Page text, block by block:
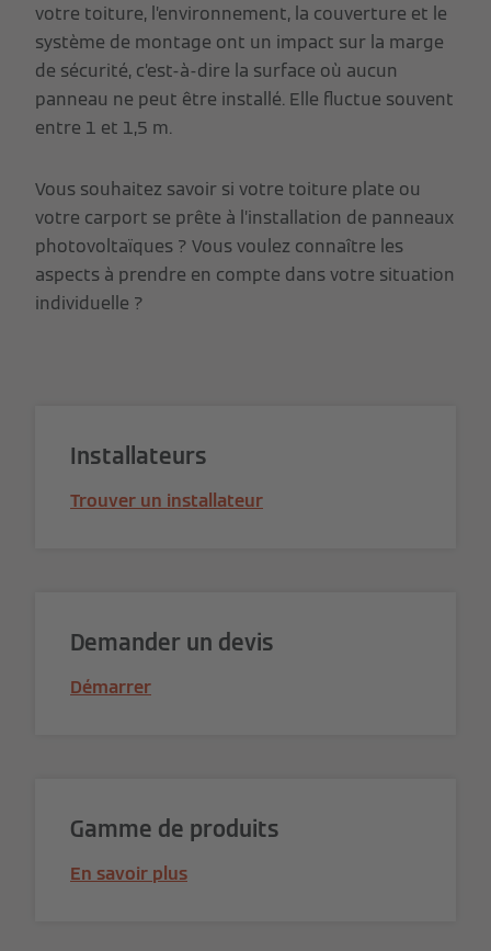
votre toiture, l’environnement, la couverture et le
système de montage ont un impact sur la marge
de sécurité, c’est-à-dire la surface où aucun
panneau ne peut être installé. Elle fluctue souvent
entre 1 et 1,5 m.
Vous souhaitez savoir si votre toiture plate ou
votre carport se prête à l’installation de panneaux
photovoltaïques ? Vous voulez connaître les
aspects à prendre en compte dans votre situation
individuelle ?
Installateurs
Trouver un installateur
Demander un devis
Démarrer
Gamme de produits
En savoir plus